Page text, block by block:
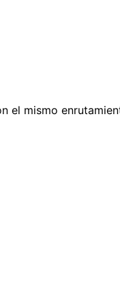
el mismo